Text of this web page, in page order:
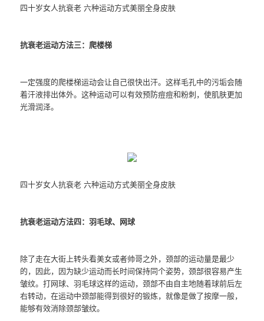
四十岁女人抗衰老 六种运动方式美丽全身皮肤
抗衰老运动方法三：爬楼梯
一定强度的爬楼梯运动会让自己很快出汗。这样毛孔中的污垢会随
着汗液排出体外。这种运动可以有效预防痘痘和粉刺，使肌肤更加
光滑润泽。
四十岁女人抗衰老 六种运动方式美丽全身皮肤
抗衰老运动方法四：羽毛球、网球
除了走在大街上转头看美女或者帅哥之外，颈部的运动量是最少
的，因此，因为缺少运动而长时间保持同个姿势，颈部很容易产生
皱纹。打网球、羽毛球这样的运动，颈部不由自主地随着球前后左
右转动，在运动中颈部能得到很好的锻炼，就像是做了按摩一般，
能够有效消除颈部皱纹。